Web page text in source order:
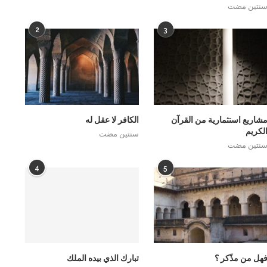
سنتين مضت
2
الكافر لا عقل له
سنتين مضت
3
مشاريع استثمارية من القرآن
الكريم
سنتين مضت
4
تبارك الذي بيده الملك
5
فهل من مذّكر ؟